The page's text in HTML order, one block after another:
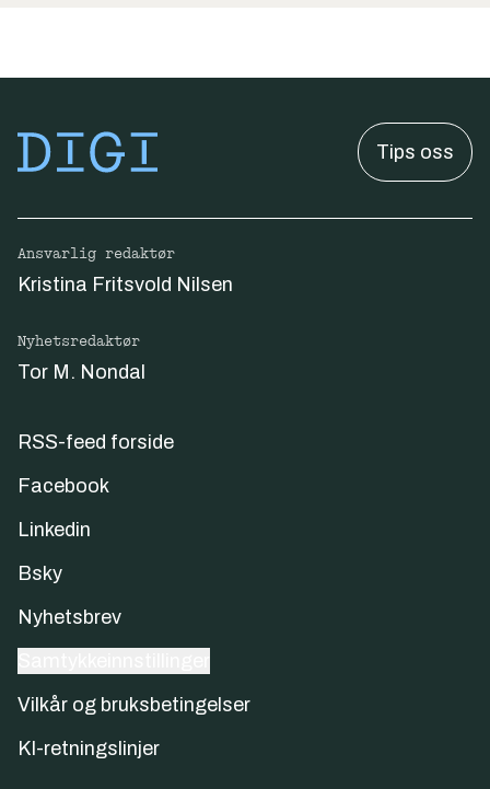
Tips oss
Ansvarlig redaktør
Kristina Fritsvold Nilsen
Nyhetsredaktør
Tor M. Nondal
RSS-feed forside
Facebook
Linkedin
Bsky
Nyhetsbrev
Vilkår og bruksbetingelser
KI-retningslinjer